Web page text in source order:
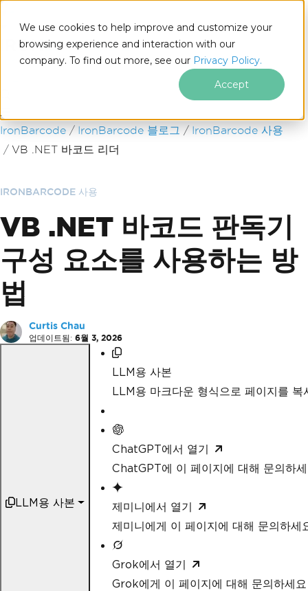
We use cookies to help improve and customize your
browsing experience and interaction with our
company. To find out more, see our Privacy Policy.
Accept
푸터 콘텐츠로 바로가기
IronBarcode IronBarcode 블로그
IronBarcode 사용
VB .NET 바코드 리더
IRONBARCODE 사용
VB .NET 바코드 판독기
구성 요소를 사용하는 방
법
Curtis Chau
업데이트됨: 6월 3, 2026
LLM용 사본
LLM용 사본
LLM용 마크다운 형식으로 페이지를 복
ChatGPT에서 열기
ChatGPT에 이 페이지에 대해 문의하
제미니에서 열기
제미니에게 이 페이지에 대해 문의하세
Grok에서 열기
Grok에게 이 페이지에 대해 문의하세요